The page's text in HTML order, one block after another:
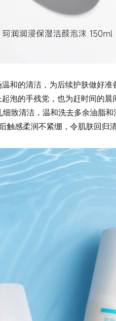
和的清洁，为后续护肤做好准
泡的手残党，也为赶时间的晨
细致清洁，温和洗去多余油脂
触感柔润不紧绷，令肌肤回归